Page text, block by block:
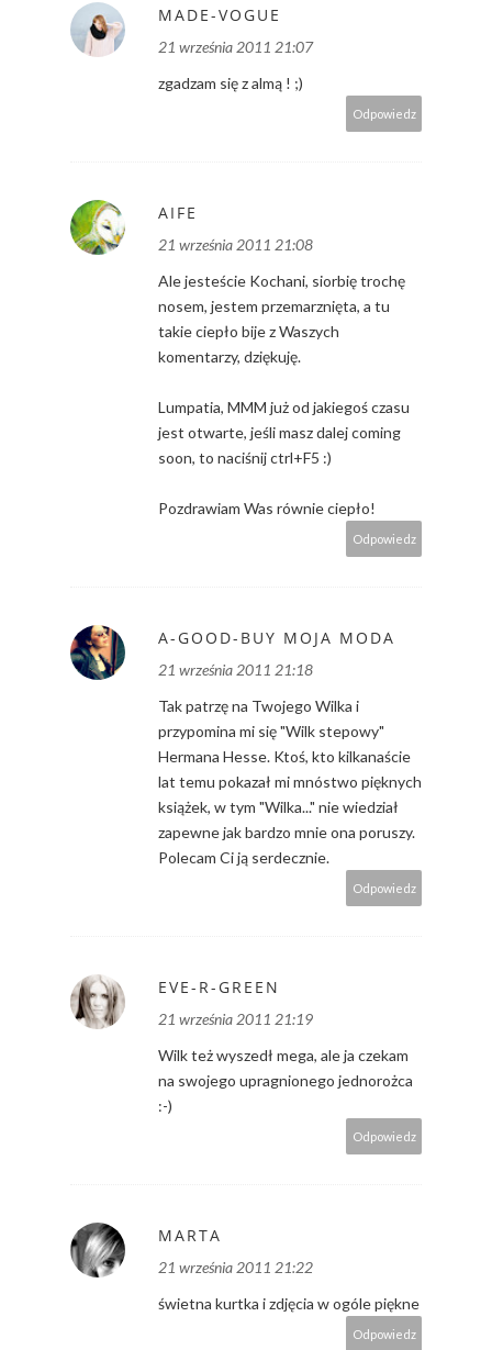
MADE-VOGUE
21 września 2011 21:07
zgadzam się z almą ! ;)
Odpowiedz
AIFE
21 września 2011 21:08
Ale jesteście Kochani, siorbię trochę
nosem, jestem przemarznięta, a tu
takie ciepło bije z Waszych
komentarzy, dziękuję.
Lumpatia, MMM już od jakiegoś czasu
jest otwarte, jeśli masz dalej coming
soon, to naciśnij ctrl+F5 :)
Pozdrawiam Was równie ciepło!
Odpowiedz
A-GOOD-BUY MOJA MODA
21 września 2011 21:18
Tak patrzę na Twojego Wilka i
przypomina mi się "Wilk stepowy"
Hermana Hesse. Ktoś, kto kilkanaście
lat temu pokazał mi mnóstwo pięknych
książek, w tym "Wilka..." nie wiedział
zapewne jak bardzo mnie ona poruszy.
Polecam Ci ją serdecznie.
Odpowiedz
EVE-R-GREEN
21 września 2011 21:19
Wilk też wyszedł mega, ale ja czekam
na swojego upragnionego jednorożca
:-)
Odpowiedz
MARTA
21 września 2011 21:22
świetna kurtka i zdjęcia w ogóle piękne
Odpowiedz